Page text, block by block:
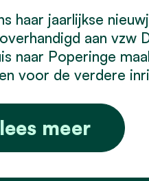
haar jaarlijkse
aan vzw
naar Poperinge
voor de verdere
meer